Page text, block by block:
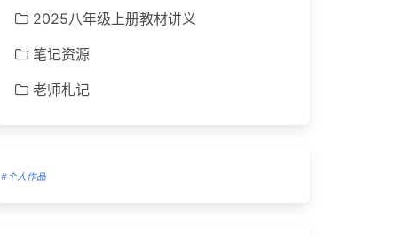
2025八年级上册教材讲义
笔记资源
老师札记
#个人作品